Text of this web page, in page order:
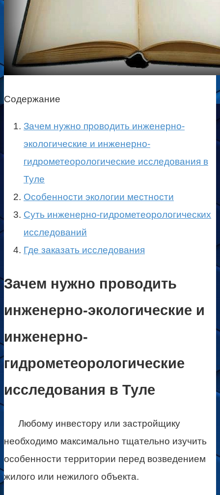
Содержание
Зачем нужно проводить инженерно-
экологические и инженерно-
гидрометеорологические исследования в
Туле
Особенности экологии местности
Суть инженерно-гидрометеорологических
исследований
Где заказать исследования
Зачем нужно проводить
инженерно-экологические и
инженерно-
гидрометеорологические
исследования в Туле
Любому инвестору или застройщику
необходимо максимально тщательно изучить
особенности территории перед возведением
жилого или нежилого объекта.